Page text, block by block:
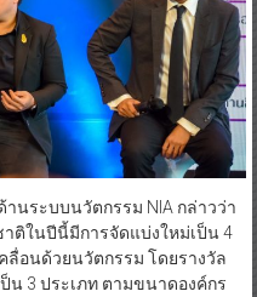
นระบบนวัตกรรม NIA กล่าวว่า
ติในปีนี้มีการจัดแบ่งใหม่เป็น 4
อนด้วยนวัตกรรม โดยรางวัล
น 3 ประเภท ตามขนาดองค์กร